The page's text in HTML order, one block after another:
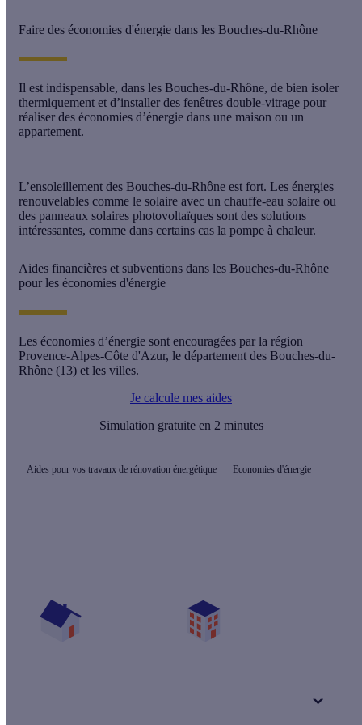
Faire des économies d'énergie dans les Bouches-du-Rhône
Il est indispensable, dans les Bouches-du-Rhône, de bien isoler
thermiquement et d’installer des fenêtres double-vitrage pour
réaliser des économies d’énergie dans une maison ou un
appartement.
L’ensoleillement des Bouches-du-Rhône est fort. Les énergies
renouvelables comme le solaire avec un chauffe-eau solaire ou
des panneaux solaires photovoltaïques sont des solutions
intéressantes, comme dans certains cas la pompe à chaleur.
Aides financières et subventions dans les Bouches-du-Rhône
pour les économies d'énergie
Les économies d’énergie sont encouragées par la région
Provence-Alpes-Côte d'Azur, le département des Bouches-du-
Rhône (13) et les villes.
Je calcule mes aides
Simulation gratuite en 2 minutes
Aides pour vos travaux de rénovation énergétique Economies d'énergie